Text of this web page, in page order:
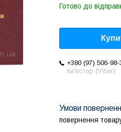
Готово до
+380 (97) 506-98-
Ки'встар (Viber)
повернення